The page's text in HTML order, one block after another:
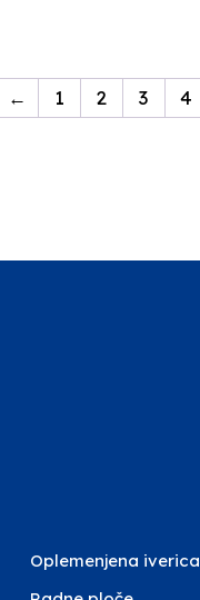
← 1 2 3 4
Oplemenjena iverica